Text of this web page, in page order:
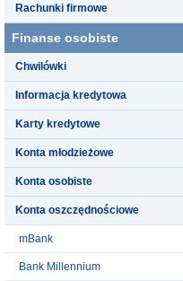
Rachunki firmowe
Finanse osobiste
Chwilówki
Informacja kredytowa
Karty kredytowe
Konta młodzieżowe
Konta osobiste
Konta oszczędnościowe
mBank
Bank Millennium